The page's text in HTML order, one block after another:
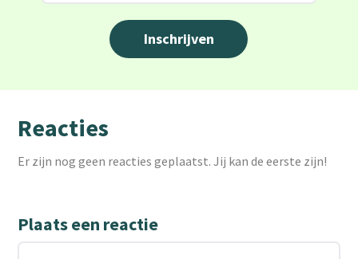
Reacties
Er zijn nog geen reacties geplaatst. Jij kan de eerste zijn!
Plaats een reactie